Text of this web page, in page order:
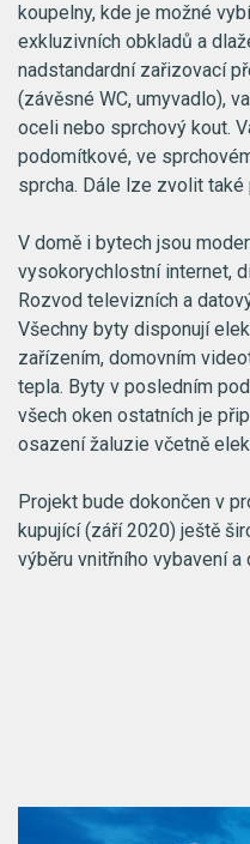
koupelny, kde je možné
exkluzivních obkladů a
nadstandardní zařizovací
(závěsné WC, umyvadlo),
oceli nebo sprchový kout.
podomítkové, ve
sprcha. Dále lze zvolit
V domě i bytech jsou
vysokorychlostní internet,
Rozvod televizních a
Všechny byty disponují
zařízením, domovním
tepla. Byty v posledním
všech oken ostatních je
osazení žaluzie včetně
Projekt bude dokončen v
kupující (září 2020) ještě
výběru vnitřního vybavení